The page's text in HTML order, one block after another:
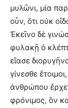
μυλῶνι, μία
οὖν, ὅτι οὐκ
Ἐκεῖνο δὲ
φυλακῇ ὁ
εἴασε
γίνεσθε
ἀνθρώπου
φρόνιμος, ὃν